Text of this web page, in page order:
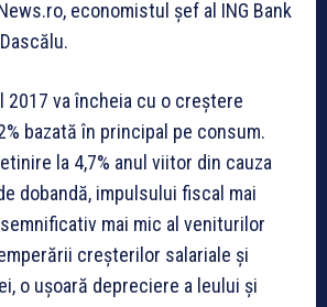
economistul şef al ING Bank
2017 va încheia cu o creştere
bazată în principal pe consum.
la 4,7% anul viitor din cauza
dobandă, impulsului fiscal mai
mai mic al veniturilor
creşterilor salariale şi
o uşoară depreciere a leului şi